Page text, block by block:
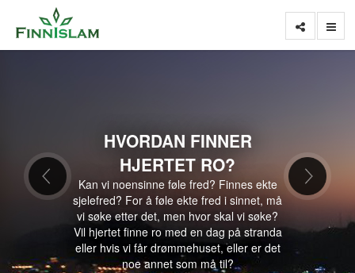
HVORDAN FINNER
HJERTET RO?
Kan vi noensinne føle fred? Finnes ekte
sjelefred? For å føle ekte fred i sinnet, må
vi søke etter det, men hvor skal vi søke?
Vil hjertet finne ro med en dag på stranda
eller hvis vi får drømmehuset, eller er det
noe annet som må til?